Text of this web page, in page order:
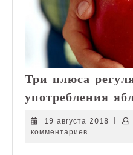
Три плюса
употребления
19 августа 2018
комментариев